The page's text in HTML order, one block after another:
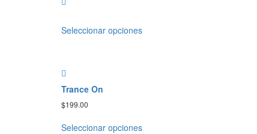
Seleccionar opciones
Trance On
$199.00
Seleccionar opciones